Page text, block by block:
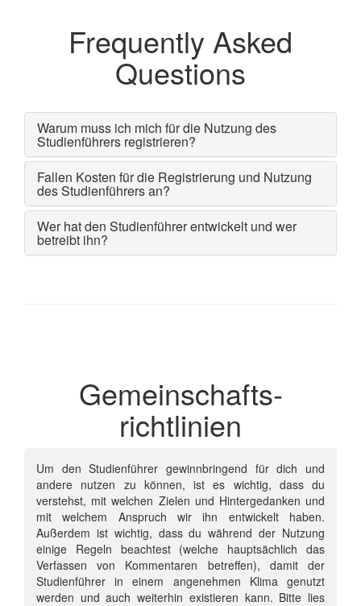
Frequently Asked
Questions
Warum muss ich mich für die Nutzung des
Studienführers registrieren?
Fallen Kosten für die Registrierung und Nutzung
des Studienführers an?
Wer hat den Studienführer entwickelt und wer
betreibt ihn?
Gemeinschafts­
richtlinien
Um den Studienführer gewinnbringend für dich und
andere nutzen zu können, ist es wichtig, dass du
verstehst, mit welchen Zielen und Hintergedanken und
mit welchem Anspruch wir ihn entwickelt haben.
Außerdem ist wichtig, dass du während der Nutzung
einige Regeln beachtest (welche hauptsächlich das
Verfassen von Kommentaren betreffen), damit der
Studienführer in einem angenehmen Klima genutzt
werden und auch weiterhin existieren kann. Bitte lies